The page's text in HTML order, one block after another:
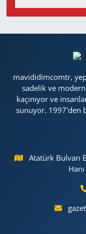
mavididimcomtr,
sadelik ve
kaçınıyor ve
sunuyor. 1997'den
Atatürk Bulvarı